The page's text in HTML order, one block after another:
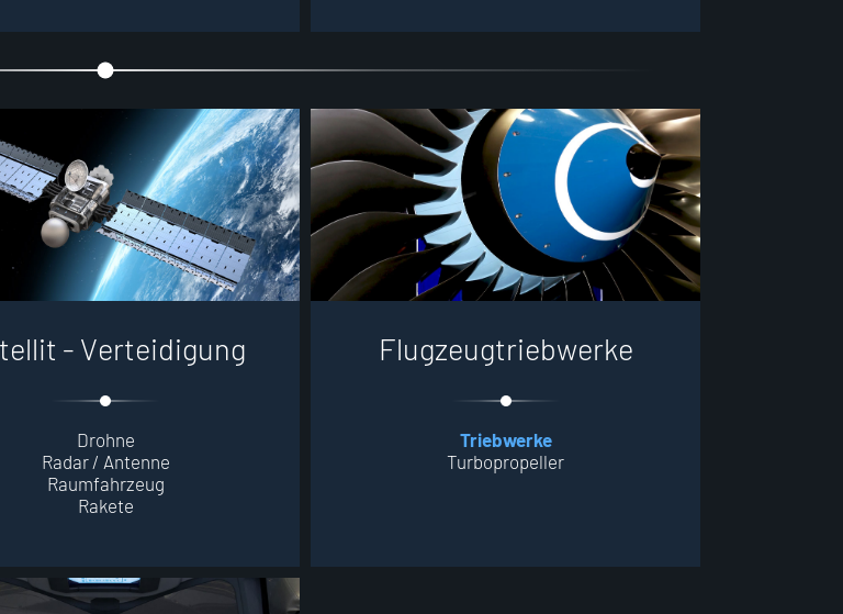
tellit - Verteidigung
Drohne
Radar / Antenne
Raumfahrzeug
Rakete
Flugzeugtriebwerke
Triebwerke
Turbopropeller